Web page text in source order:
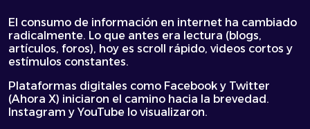
El consumo de información en internet ha cambiado
radicalmente. Lo que antes era lectura (blogs,
artículos, foros), hoy es scroll rápido, videos cortos y
estímulos constantes.
Plataformas digitales como Facebook y Twitter
(Ahora X) iniciaron el camino hacia la brevedad.
Instagram y YouTube lo visualizaron.